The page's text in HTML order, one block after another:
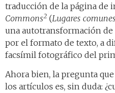
traducción de la página de
Commons2 (Lugares comunes
una autotransformación de
por el formato de texto, a
facsímil fotográfico del
Ahora bien, la pregunta que
los artículos es, sin duda: